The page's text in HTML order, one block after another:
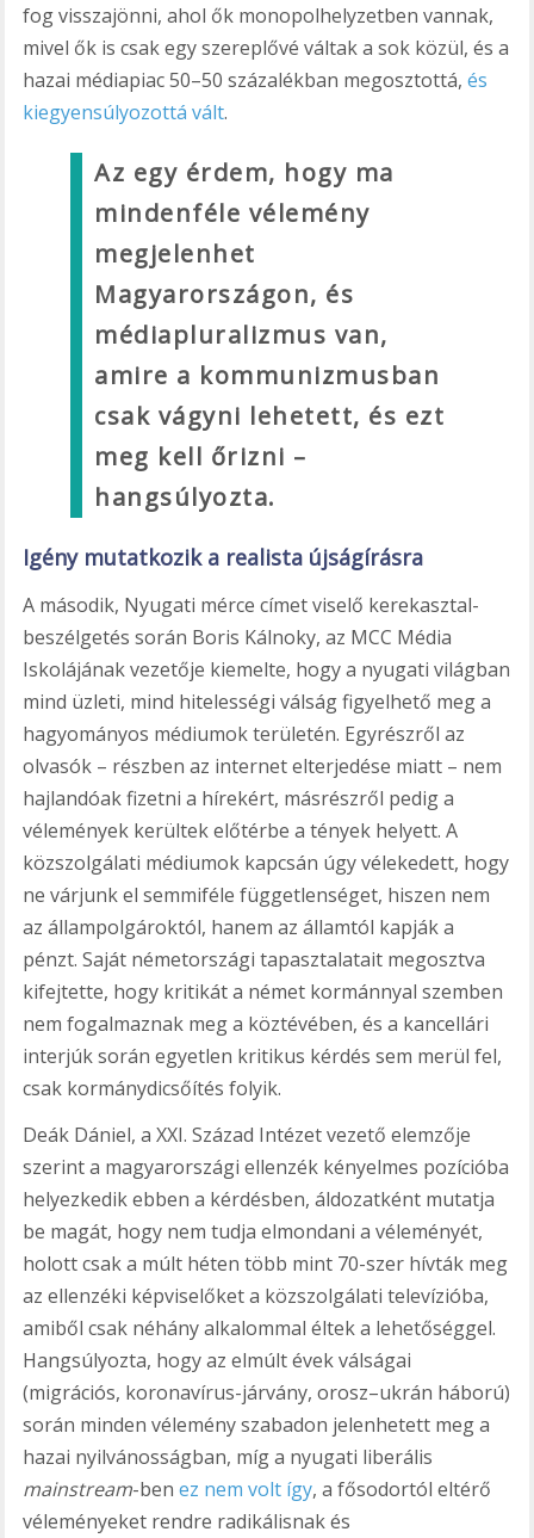
fog visszajönni, ahol ők monopolhelyzetben vannak,
mivel ők is csak egy szereplővé váltak a sok közül, és a
hazai médiapiac 50–50 százalékban megosztottá,és
kiegyensúlyozottá vált.
Az egy érdem, hogy ma
mindenféle vélemény
megjelenhet
Magyarországon, és
médiapluralizmus van,
amire a kommunizmusban
csak vágyni lehetett, és ezt
meg kell őrizni –
hangsúlyozta.
Igény mutatkozik a realista újságírásra
A második, Nyugati mérce címet viselő kerekasztal-
beszélgetés során Boris Kálnoky, az MCC Média
Iskolájának vezetője kiemelte, hogy a nyugati világban
mind üzleti, mind hitelességi válság figyelhető meg a
hagyományos médiumok területén. Egyrészről az
olvasók – részben az internet elterjedése miatt – nem
hajlandóak fizetni a hírekért, másrészről pedig a
vélemények kerültek előtérbe a tények helyett. A
közszolgálati médiumok kapcsán úgy vélekedett, hogy
ne várjunk el semmiféle függetlenséget, hiszen nem
az állampolgároktól, hanem az államtól kapják a
pénzt. Saját németországi tapasztalatait megosztva
kifejtette, hogy kritikát a német kormánnyal szemben
nem fogalmaznak meg a köztévében, és a kancellári
interjúk során egyetlen kritikus kérdés sem merül fel,
csak kormánydicsőítés folyik.
Deák Dániel, a XXI. Század Intézet vezető elemzője
szerint a magyarországi ellenzék kényelmes pozícióba
helyezkedik ebben a kérdésben, áldozatként mutatja
be magát, hogy nem tudja elmondani a véleményét,
holott csak a múlt héten több mint 70-szer hívták meg
az ellenzéki képviselőket a közszolgálati televízióba,
amiből csak néhány alkalommal éltek a lehetőséggel.
Hangsúlyozta, hogy az elmúlt évek válságai
(migrációs, koronavírus-járvány, orosz–ukrán háború)
során minden vélemény szabadon jelenhetett meg a
hazai nyilvánosságban, míg a nyugati liberális
mainstream-benez nem volt így, a fősodortól eltérő
véleményeket rendre radikálisnak és